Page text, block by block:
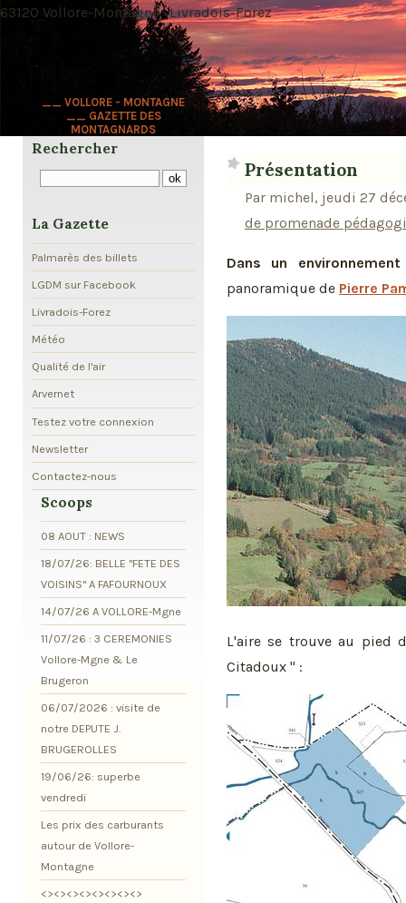
__ VOLLORE - MONTAGNE
__ GAZETTE DES
MONTAGNARDS
63120 Vollore-Montagne · Livradois-Forez
Présentation
Par michel, jeudi 27
de promenade
Dans un
panoramique de Pierre
L'aire se trouve au pied
Citadoux " :
Rechercher
La Gazette
Palmarès des billets
LGDM sur Facebook
Livradois-Forez
Météo
Qualité de l'air
Arvernet
Testez votre connexion
Newsletter
Contactez-nous
Scoops
08 AOUT : NEWS
18/07/26: BELLE "FETE DES
VOISINS" A FAFOURNOUX
14/07/26 A VOLLORE-Mgne
11/07/26 : 3 CEREMONIES
Vollore-Mgne & Le
Brugeron
06/07/2026 : visite de
notre DEPUTE J.
BRUGEROLLES
19/06/26: superbe
vendredi
Les prix des carburants
autour de Vollore-
Montagne
<><><><><><><><>